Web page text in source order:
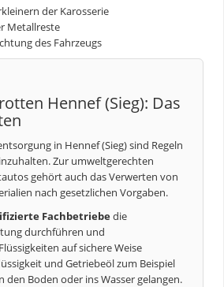
der Karosserie
Metallreste
des Fahrzeugs
Hennef (Sieg): Das
in Hennef (Sieg) sind Regeln
Zur umweltgerechten
gehört auch das Verwerten von
nach gesetzlichen Vorgaben.
Fachbetriebedie
durchführen und
auf sichere Weise
und Getriebeöl zum Beispiel
den Boden oder ins Wasser gelangen.